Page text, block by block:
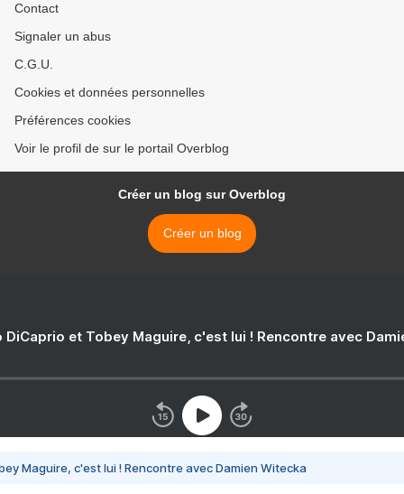
Contact
Signaler un abus
C.G.U.
Cookies et données personnelles
Préférences cookies
Voir le profil de sur le portail Overblog
Créer un blog sur Overblog
Créer un blog
DiCaprio et Tobey Maguire, c'est lui ! Rencontre avec
Maguire, c'est lui ! Rencontre avec Damien Witecka